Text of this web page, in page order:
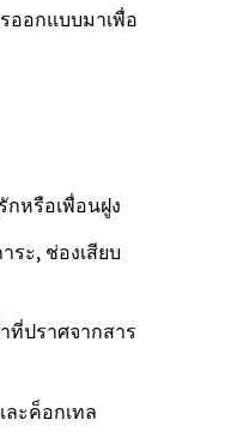
ออกแบบมาเพื่อ
หรือเพื่อนฝูง
ะ, ช่องเสียบ
ที่ปราศจากสาร
ะค็อกเทล